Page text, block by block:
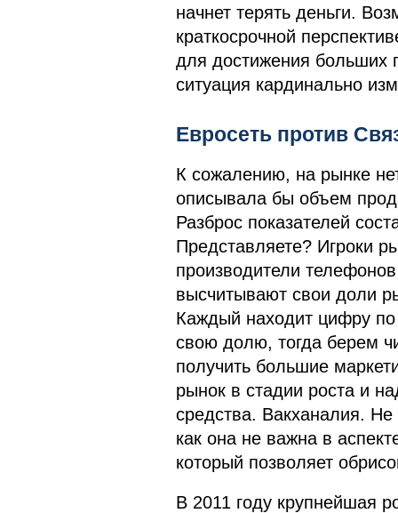
начнет терять деньги.
краткосрочной
для достижения больших
ситуация кардинально
Евросеть против
К сожалению, на рынке
описывала бы объем
Разброс показателей
Представляете? Игроки
производители
высчитывают свои доли
Каждый находит цифру по
свою долю, тогда берем
получить большие
рынок в стадии роста и
средства. Вакханалия. Не
как она не важна в
который позволяет
В 2011 году крупнейшая